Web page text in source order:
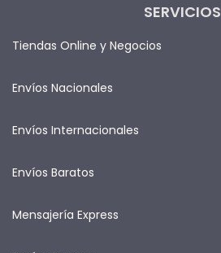
SERVICIOS
Tiendas Online y Negocios
Envíos Nacionales
Envíos Internacionales
Envíos Baratos
Mensajería Express